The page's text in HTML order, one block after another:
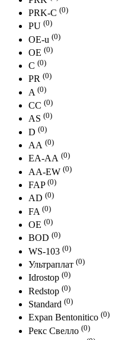
PRK-C (0)
PU (0)
OE-u (0)
OE (0)
С (0)
PR (0)
A (0)
СС (0)
АS (0)
D (0)
АА (0)
EA-AА (0)
AA-EW (0)
FAP (0)
AD (0)
FA (0)
ОЕ (0)
BOD (0)
WS-103 (0)
Ультраплат (0)
Idrostop (0)
Redstop (0)
Standard (0)
Expan Bentonitico (0)
Рекс Свелло (0)